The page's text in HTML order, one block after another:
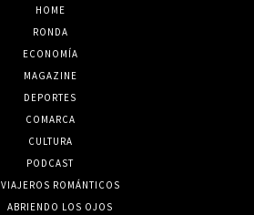
HOME
RONDA
ECONOMÍA
MAGAZINE
DEPORTES
COMARCA
CULTURA
PODCAST
VIAJEROS ROMÁNTICOS
ABRIENDO LOS OJOS